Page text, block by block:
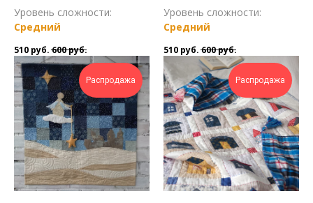
Уровень сложности:
Средний
510 руб. 600руб.
Уровень сложности:
Средний
510 руб. 600руб.
Распродажа Распродажа